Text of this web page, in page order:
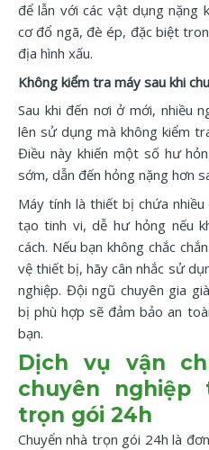
để lẫn với các vật dụng nặng
cơ đổ ngã, đè ép, đặc biệt
địa hình xấu.
Không kiểm tra máy sau khi
Sau khi đến nơi ở mới, nhiều
lên sử dụng mà không kiểm
Điều này khiến một số hư
sớm, dẫn đến hỏng nặng hơn
Máy tính là thiết bị chứa
tạo tinh vi, dễ hư hỏng nếu
cách. Nếu bạn không chắc
vệ thiết bị, hãy cân nhắc sử
nghiệp. Đội ngũ chuyên gia
bị phù hợp sẽ đảm bảo an
bạn.
Dịch vụ vận
chuyên nghiệp
trọn gói 24h
Chuyển nhà trọn gói 24h là